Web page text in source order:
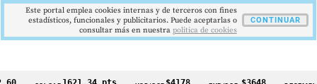
Este portal emplea cookies internas y de terceros con fines
estadísticos, funcionales y publicitarios. Puede aceptarlas o
consultar más en nuestra politica de cookies
CONTINUAR